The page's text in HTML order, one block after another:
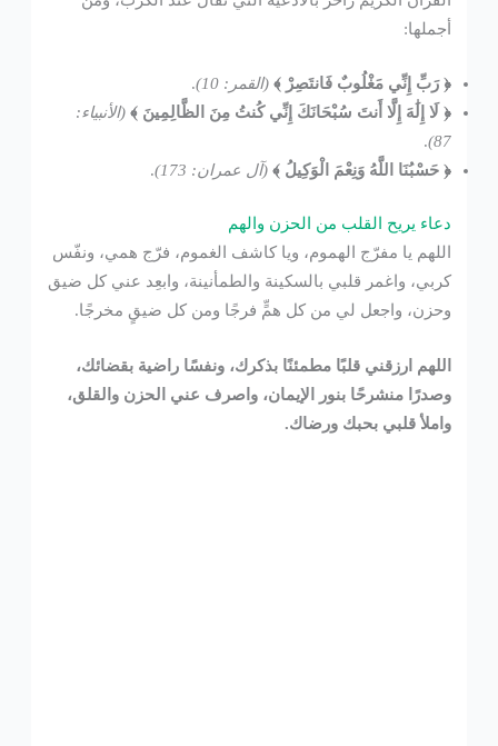
أجملها:
﴿ رَبِّ إِنِّي مَغْلُوبٌ فَانتَصِرْ ﴾ (القمر: 10)
.
﴿ لَا إِلَٰهَ إِلَّا أَنتَ سُبْحَانَكَ إِنِّي كُنتُ مِنَ الظَّالِمِينَ ﴾ (الأنبياء:
87)
.
﴿ حَسْبُنَا اللَّهُ وَنِعْمَ الْوَكِيلُ ﴾ (آل عمران: 173) .
دعاء يريح القلب من الحزن والهم
اللهم يا مفرّج الهموم، ويا كاشف الغموم، فرّج همي، ونفّس
كربي، واغمر قلبي بالسكينة والطمأنينة، وابعِد عني كل ضيق
وحزن، واجعل لي من كل همٍّ فرجًا ومن كل ضيقٍ مخرجًا.
اللهم ارزقني قلبًا مطمئنًا بذكرك، ونفسًا راضية بقضائك،
وصدرًا منشرحًا بنور الإيمان، واصرف عني الحزن والقلق،
واملأ قلبي بحبك ورضاك.